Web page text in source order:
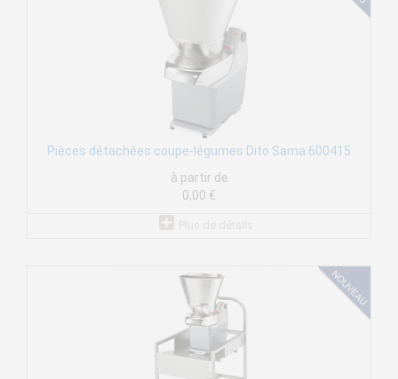
Pièces détachées coupe-légumes Dito Sama 600415
à partir de
0,00 €